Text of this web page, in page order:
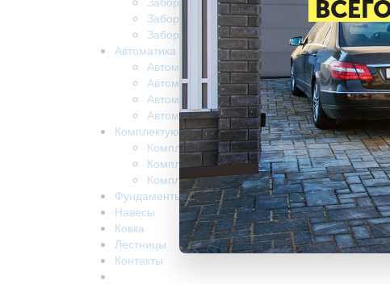
Забор на винтовых сваях
Заборы забивные
Автоматика
Автоматика для ворот came
Автоматика для откатных ворот nice
Автоматика Doorhan
Автоматика R-Tech
Комплектующие
Комплектующие КАВ
Комплектующие Alutech
Комплектующие Ролтэк
Фундаменты
Навесы
Ковка
Лестницы
Контакты